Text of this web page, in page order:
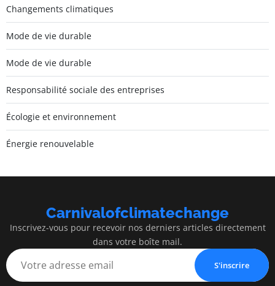
Changements climatiques
Mode de vie durable
Mode de vie durable
Responsabilité sociale des entreprises
Écologie et environnement
Énergie renouvelable
Carnivalofclimatechange
Inscrivez-vous pour recevoir nos derniers articles directement
dans votre boîte mail.
S'inscrire